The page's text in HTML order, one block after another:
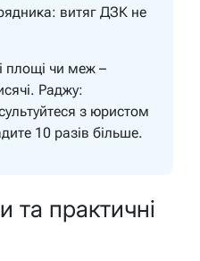
витяг ДЗК не
площі чи меж –
Раджу:
з юристом
10 разів більше.
та практичні